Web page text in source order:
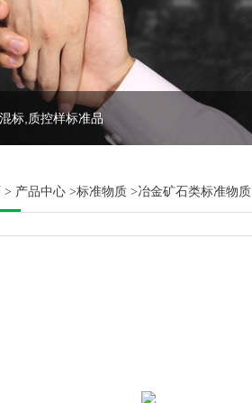
标,质控样标准品
> 产品中心 >标准物质 >冶金矿石类标准物质